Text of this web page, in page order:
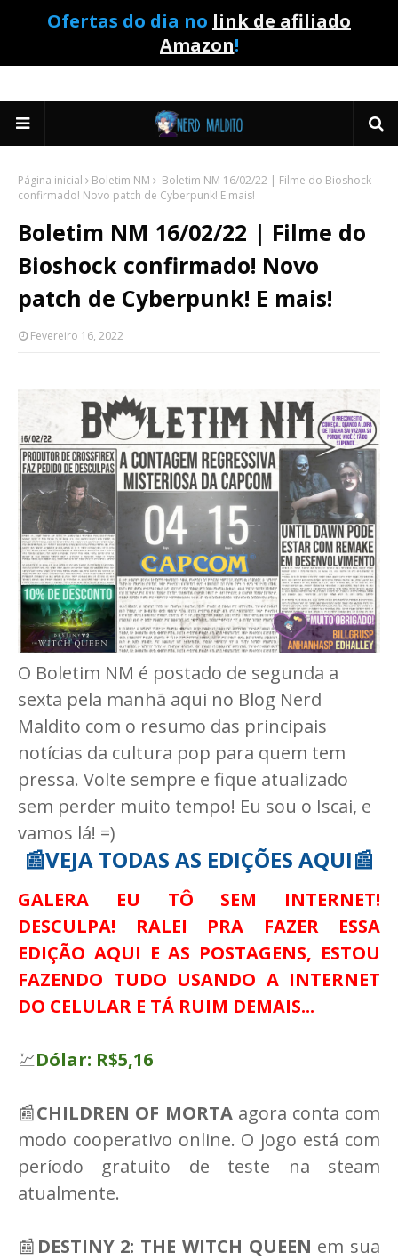
Ofertas do dia no link de afiliado
Amazon!
Página inicial Boletim NM
Boletim NM 16/02/22 | Filme do Bioshock
confirmado! Novo patch de Cyberpunk! E mais!
Boletim NM 16/02/22 | Filme do
Bioshock confirmado! Novo
patch de Cyberpunk! E mais!
Fevereiro 16, 2022
O Boletim NM é postado de segunda a
sexta pela manhã aqui no Blog Nerd
Maldito com o resumo das principais
notícias da cultura pop para quem tem
pressa. Volte sempre e fique atualizado
sem perder muito tempo! Eu sou o Iscai, e
vamos lá! =)
📰VEJA TODAS AS EDIÇÕES AQUI📰
GALERA EU TÔ SEM INTERNET!
DESCULPA! RALEI PRA FAZER ESSA
EDIÇÃO AQUI E AS POSTAGENS, ESTOU
FAZENDO TUDO USANDO A INTERNET
DO CELULAR E TÁ RUIM DEMAIS...
💹Dólar: R$5,16
📰CHILDREN OF MORTAagora conta com
modo cooperativo online. O jogo está com
período gratuito de teste na steam
atualmente.
📰 DESTINY 2: THE WITCH QUEEN em sua